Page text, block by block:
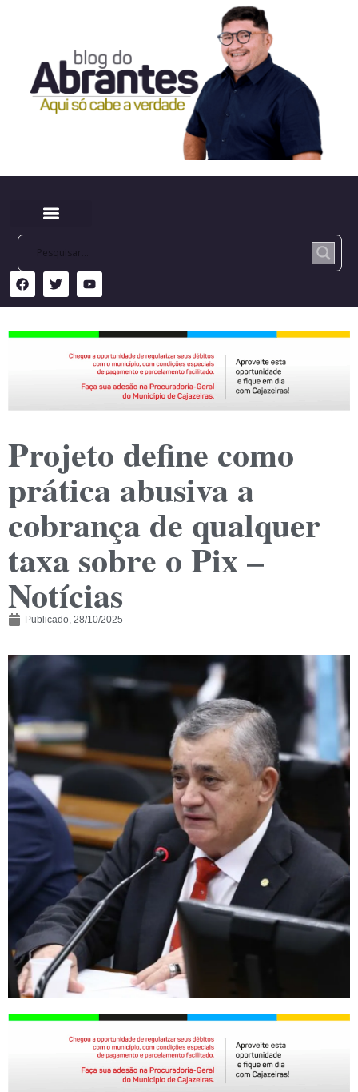
Projeto define como
prática abusiva a
cobrança de qualquer
taxa sobre o Pix –
Notícias
Publicado, 28/10/2025